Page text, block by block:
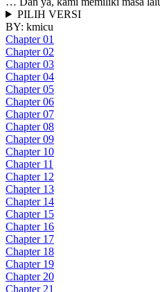
PILIH VERSI
BY: kmicu
Chapter 01
Chapter 02
Chapter 03
Chapter 04
Chapter 05
Chapter 06
Chapter 07
Chapter 08
Chapter 09
Chapter 10
Chapter 11
Chapter 12
Chapter 13
Chapter 14
Chapter 15
Chapter 16
Chapter 17
Chapter 18
Chapter 19
Chapter 20
Chapter 21